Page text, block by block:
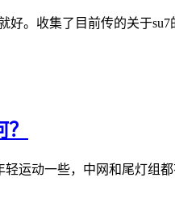
。收集了目前传的关于su7
运动一些，中网和尾灯组都